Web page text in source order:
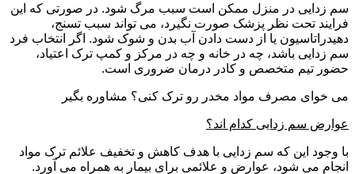
سم زدایی در منزل ممکن است سبب مرگ شود. در صورتی که این
فرایند تحت نظر پزشک صورت نگیرد، می تواند سبب تسنج،
دهیدراتاسیون یا از دست دادن آب بدن و شوک شود. اگر انتخاب فرد
سم زدایی باشد، چه در خانه و چه در مرکز و کمپ ترک اعتیاد،
حضور تیم متخصص و کادر درمان ضروری است.
می خوای مصرف مواد مخدر رو ترک کنی؟ مشاوره بگیر
عوارض سم زدایی کدام اند؟
با وجود این که سم زدایی با هدف کاهش و تخفیف علائم ترک مواد
انجام می شود، عوارض و علائمی برای بیمار به همراه می آورد.